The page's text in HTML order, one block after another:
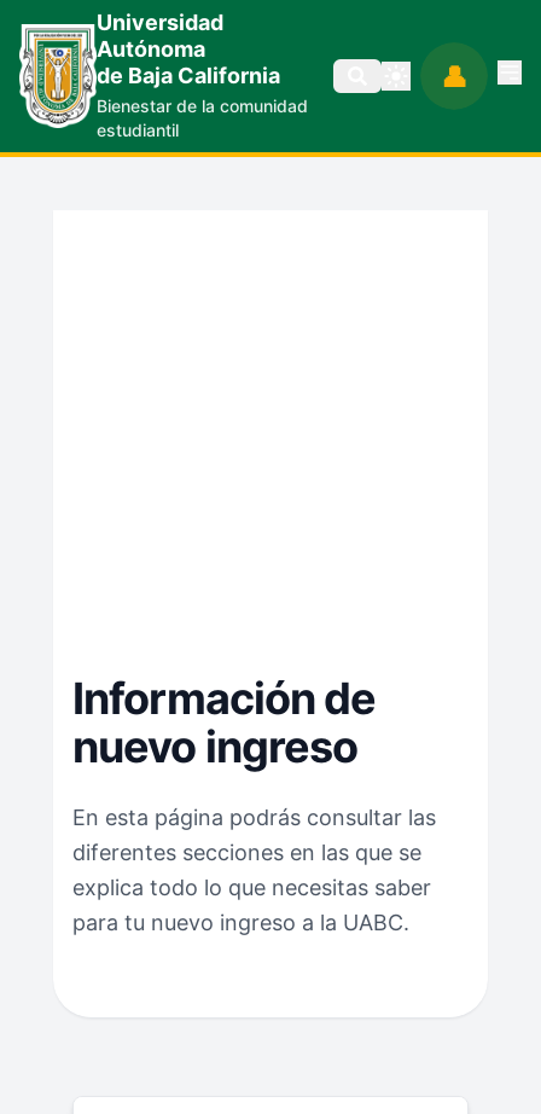
Saltar al contenido principal
Universidad
Autónoma
de Baja California
Bienestar de la comunidad
estudiantil
👤
Información de
nuevo ingreso
En esta página podrás consultar las
diferentes secciones en las que se
explica todo lo que necesitas saber
para tu nuevo ingreso a la UABC.